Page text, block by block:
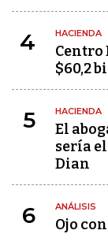
4 HACIENDA
$60,2
5 HACIENDA
El
sería
Dian
6 ANÁLISIS
Ojo